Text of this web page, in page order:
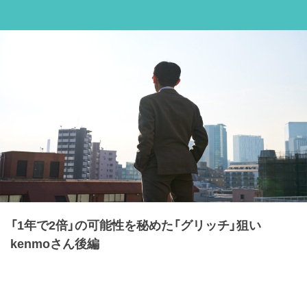
「1年で2倍」の可能性を秘めた「グリッチ」狙い
kenmoさん後編